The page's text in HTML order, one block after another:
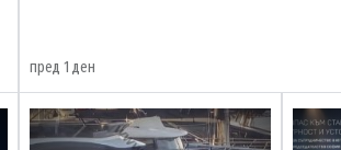
пред 1 ден